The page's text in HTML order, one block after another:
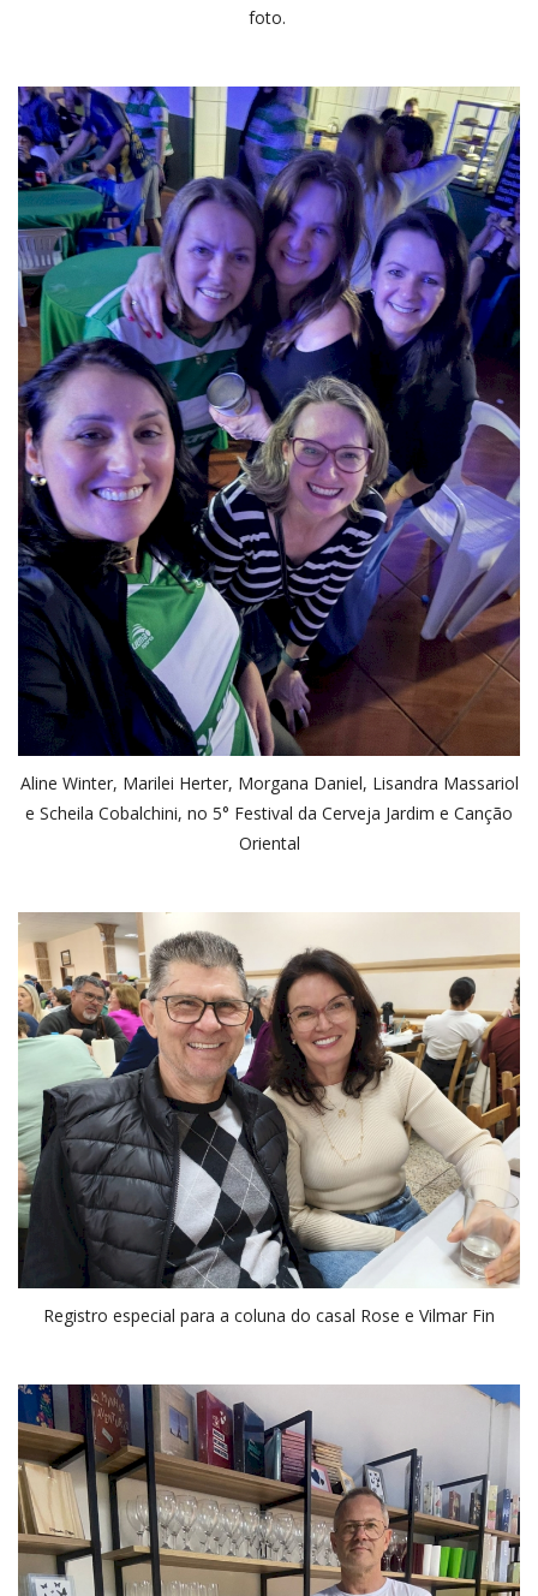
foto.
Aline Winter, Marilei Herter, Morgana Daniel, Lisandra Massariol
e Scheila Cobalchini, no 5° Festival da Cerveja Jardim e Canção
Oriental
Registro especial para a coluna do casal Rose e Vilmar Fin